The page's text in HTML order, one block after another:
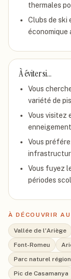
thermales
Clubs de ski
À éviter si…
Vous
variété de
Vous visitez
Vous
Vous fuyez
périodes
À DÉCOUVRIR
Vallée de l'Ariège
Font-Romeu
Parc naturel
Pic de Casamanya